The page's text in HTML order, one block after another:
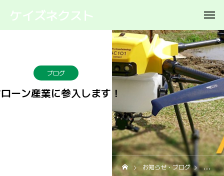
ケイズネクスト
ブログ
ーン産業に参入します！
お知らせ・ブログ ブログ